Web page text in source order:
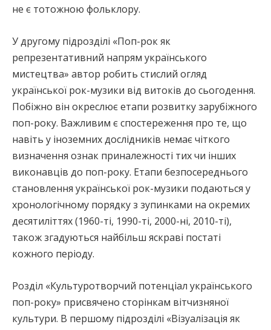
не є тотожною фольклору.
У другому підрозділі «Поп-рок як
репрезентативний напрям українського
мистецтва» автор робить стислий огляд
української рок-музики від витоків до сьогодення.
Побіжно він окреслює етапи розвитку зарубіжного
поп-року. Важливим є спостереження про те, що
навіть у іноземних дослідників немає чіткого
визначення ознак приналежності тих чи інших
виконавців до поп-року. Етапи безпосереднього
становлення української рок-музики подаються у
хронологічному порядку з зупинками на окремих
десятиліттях (1960-ті, 1990-ті, 2000-ні, 2010-ті),
також згадуються найбільш яскраві постаті
кожного періоду.
Розділ «Культуротворчий потенціал українського
поп-року» присвячено сторінкам вітчизняної
культури. В першому підрозділі «Візуалізація як